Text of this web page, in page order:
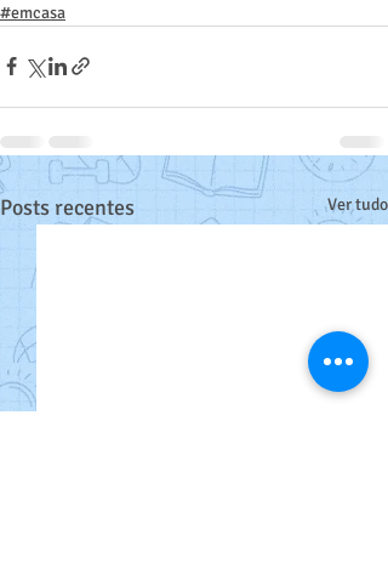
#emcasa
Posts recentes Ver tudo